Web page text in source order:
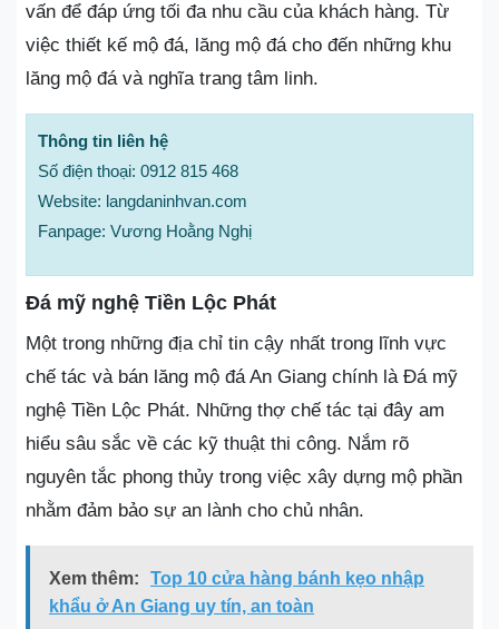
vấn để đáp ứng tối đa nhu cầu của khách hàng. Từ
việc thiết kế mộ đá, lăng mộ đá cho đến những khu
lăng mộ đá và nghĩa trang tâm linh.
Thông tin liên hệ
Số điện thoại: 0912 815 468
Website: langdaninhvan.com
Fanpage: Vương Hoằng Nghị
Đá mỹ nghệ Tiền Lộc Phát
Một trong những địa chỉ tin cậy nhất trong lĩnh vực
chế tác và bán lăng mộ đá An Giang chính là Đá mỹ
nghệ Tiền Lộc Phát. Những thợ chế tác tại đây am
hiểu sâu sắc về các kỹ thuật thi công. Nắm rõ
nguyên tắc phong thủy trong việc xây dựng mộ phần
nhằm đảm bảo sự an lành cho chủ nhân.
Xem thêm:
Top 10 cửa hàng bánh kẹo nhập
khẩu ở An Giang uy tín, an toàn